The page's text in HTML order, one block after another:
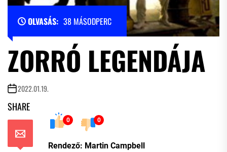
OLVASÁS: 38 MÁSODPERC
ZORRÓ LEGENDÁJA
2022.01.19.
SHARE
0 0
Rendező: Martin Campbell